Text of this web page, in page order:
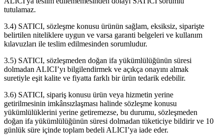
tutulamaz.
3.4) SATICI, sözleşme konusu ürünün sağlam, eksiksiz, siparişte
belirtilen niteliklere uygun ve varsa garanti belgeleri ve kullanım
kılavuzları ile teslim edilmesinden sorumludur.
3.5) SATICI, sözleşmeden doğan ifa yükümlülüğünün süresi
dolmadan ALICI’yı bilgilendirmek ve açıkça onayını almak
suretiyle eşit kalite ve fiyatta farklı bir ürün tedarik edebilir.
3.6) SATICI, sipariş konusu ürün veya hizmetin yerine
getirilmesinin imkânsızlaşması halinde sözleşme konusu
yükümlülüklerini yerine getiremezse, bu durumu, sözleşmeden
doğan ifa yükümlülüğünün süresi dolmadan tüketiciye bildirir ve 10
günlük süre içinde toplam bedeli ALICI’ya iade eder.